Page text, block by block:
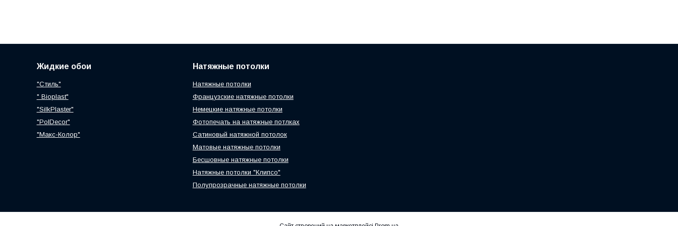
Жидкие обои
"Стиль"
" Bioplast"
"SilkPlaster"
"PolDecor"
"Макс-Колор"
Натяжные потолки
Натяжные потолки
Французские натяжные потолки
Немецкие натяжные потолки
Фотопечать на натяжные потлках
Сатиновый натяжной потолок
Матовые натяжные потолки
Бесшовные натяжные потолки
Натяжные потолки "Клипсо"
Полупрозрачные натяжные потолки